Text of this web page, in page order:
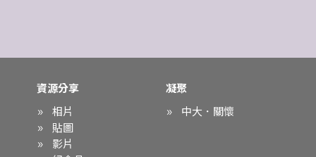
資源分享
相片
貼圖
影片
凝聚
中大．關懷